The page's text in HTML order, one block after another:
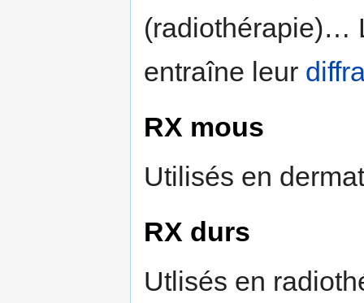
(radiothérapie)…
entraîne leur
RX mous
Utilisés en
RX durs
Utlisés en